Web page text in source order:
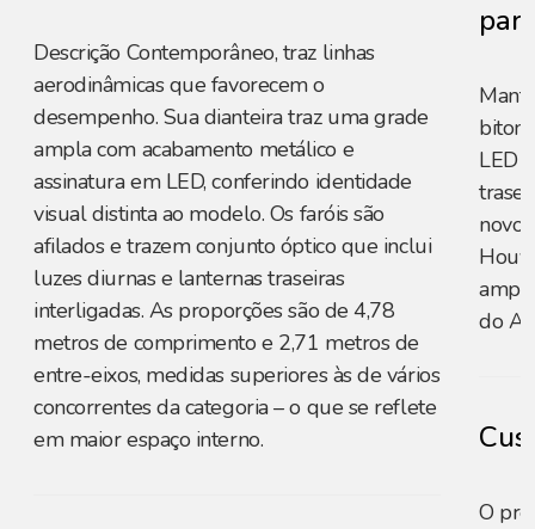
Descrição Contemporâneo, traz linhas
aerodinâmicas que favorecem o
desempenho. Sua dianteira traz uma grade
ampla com acabamento metálico e
assinatura em LED, conferindo identidade
visual distinta ao modelo. Os faróis são
afilados e trazem conjunto óptico que inclui
luzes diurnas e lanternas traseiras
interligadas. As proporções são de 4,78
metros de comprimento e 2,71 metros de
entre-eixos, medidas superiores às de vários
concorrentes da categoria – o que se reflete
em maior espaço interno.
LED
do
O